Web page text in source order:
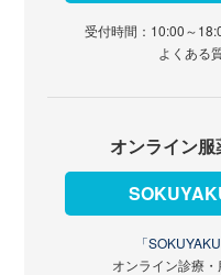
受付時間：10:00～
よくある
オンライン
「SOKUYAKU
オンライン診療